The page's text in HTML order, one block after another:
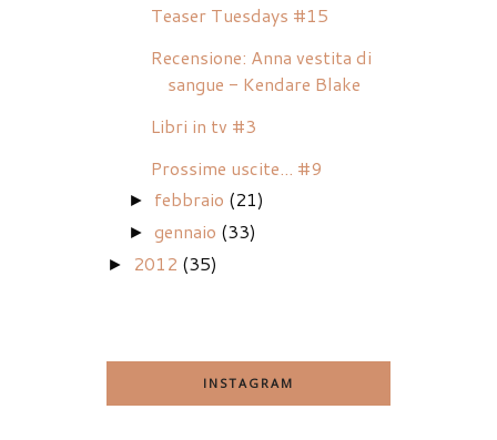
Teaser Tuesdays #15
Recensione: Anna vestita di
sangue - Kendare Blake
Libri in tv #3
Prossime uscite... #9
► febbraio (21)
►gennaio (33)
► 2012 (35)
INSTAGRAM